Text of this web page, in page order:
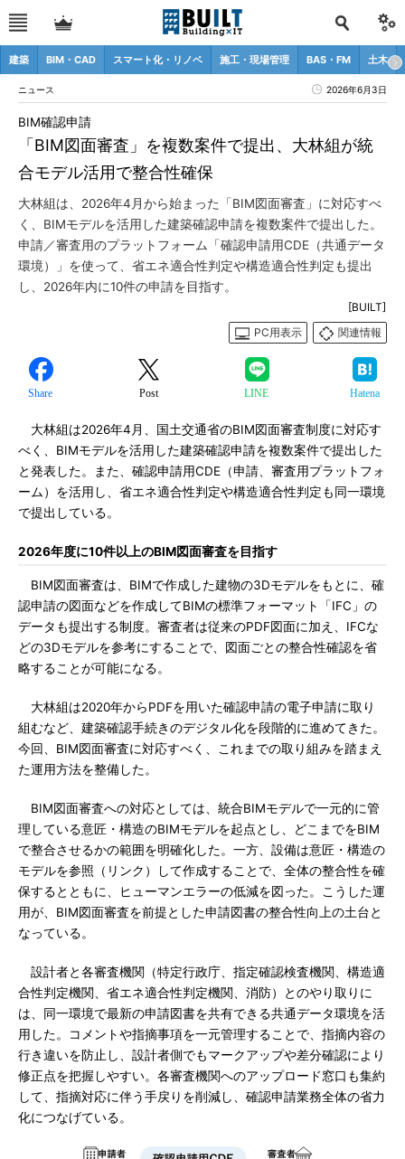
建築 BIM・CAD スマート化・リノベ 施工・現場管理 BAS・FM 土木
ニュース 2026年6月3日
「BIM図面審査」を複数案件で提出、大林組が統
合モデル活用で整合性確保
BIM確認申請
大林組は、2026年4月から始まった「BIM図面審査」に対応すべ
く、BIMモデルを活用した建築確認申請を複数案件で提出した。
申請／審査用のプラットフォーム「確認申請用CDE（共通データ
環境）」を使って、省エネ適合性判定や構造適合性判定も提出
し、2026年内に10件の申請を目指す。
[BUILT]
PC用表示
関連情報
Share Post LINE Hatena
大林組は2026年4月、国土交通省のBIM図面審査制度に対応す
べく、BIMモデルを活用した建築確認申請を複数案件で提出した
と発表した。また、確認申請用CDE（申請、審査用プラットフォ
ーム）を活用し、省エネ適合性判定や構造適合性判定も同一環境
で提出している。
2026年度に10件以上のBIM図面審査を目指す
BIM図面審査は、BIMで作成した建物の3Dモデルをもとに、確
認申請の図面などを作成してBIMの標準フォーマット「IFC」の
データも提出する制度。審査者は従来のPDF図面に加え、IFCな
どの3Dモデルを参考にすることで、図面ごとの整合性確認を省
略することが可能になる。
大林組は2020年からPDFを用いた確認申請の電子申請に取り
組むなど、建築確認手続きのデジタル化を段階的に進めてきた。
今回、BIM図面審査に対応すべく、これまでの取り組みを踏まえ
た運用方法を整備した。
BIM図面審査への対応としては、統合BIMモデルで一元的に管
理している意匠・構造のBIMモデルを起点とし、どこまでをBIM
で整合させるかの範囲を明確化した。一方、設備は意匠・構造の
モデルを参照（リンク）して作成することで、全体の整合性を確
保するとともに、ヒューマンエラーの低減を図った。こうした運
用が、BIM図面審査を前提とした申請図書の整合性向上の土台と
なっている。
設計者と各審査機関（特定行政庁、指定確認検査機関、構造適
合性判定機関、省エネ適合性判定機関、消防）とのやり取りに
は、同一環境で最新の申請図書を共有できる共通データ環境を活
用した。コメントや指摘事項を一元管理することで、指摘内容の
行き違いを防止し、設計者側でもマークアップや差分確認により
修正点を把握しやすい。各審査機関へのアップロード窓口も集約
して、指摘対応に伴う手戻りを削減し、確認申請業務全体の省力
化につなげている。